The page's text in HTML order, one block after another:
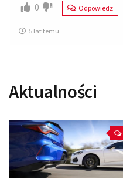
0 Odpowiedz
5 lat temu
Aktualności